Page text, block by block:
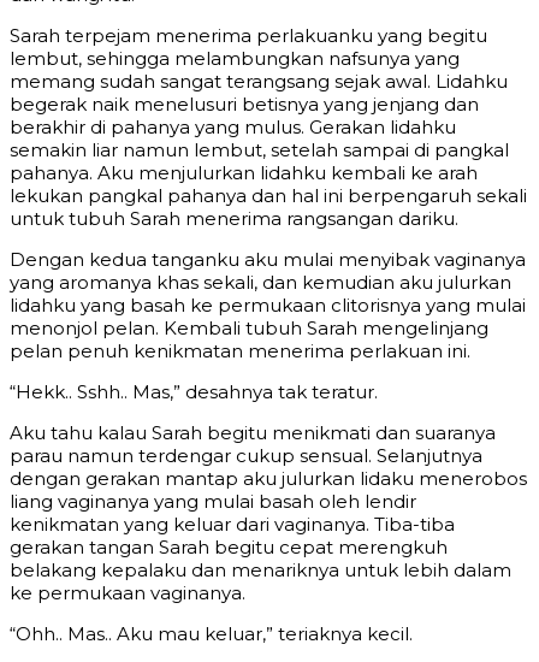
Sarah terpejam menerima perlakuanku yang begitu
lembut, sehingga melambungkan nafsunya yang
memang sudah sangat terangsang sejak awal. Lidahku
begerak naik menelusuri betisnya yang jenjang dan
berakhir di pahanya yang mulus. Gerakan lidahku
semakin liar namun lembut, setelah sampai di pangkal
pahanya. Aku menjulurkan lidahku kembali ke arah
lekukan pangkal pahanya dan hal ini berpengaruh sekali
untuk tubuh Sarah menerima rangsangan dariku.
Dengan kedua tanganku aku mulai menyibak vaginanya
yang aromanya khas sekali, dan kemudian aku julurkan
lidahku yang basah ke permukaan clitorisnya yang mulai
menonjol pelan. Kembali tubuh Sarah mengelinjang
pelan penuh kenikmatan menerima perlakuan ini.
“Hekk.. Sshh.. Mas,” desahnya tak teratur.
Aku tahu kalau Sarah begitu menikmati dan suaranya
parau namun terdengar cukup sensual. Selanjutnya
dengan gerakan mantap aku julurkan lidaku menerobos
liang vaginanya yang mulai basah oleh lendir
kenikmatan yang keluar dari vaginanya. Tiba-tiba
gerakan tangan Sarah begitu cepat merengkuh
belakang kepalaku dan menariknya untuk lebih dalam
ke permukaan vaginanya.
“Ohh.. Mas.. Aku mau keluar,” teriaknya kecil.